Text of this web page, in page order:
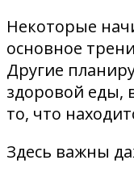
Некоторые
основное
Другие
здоровой еды,
то, что
Здесь важны